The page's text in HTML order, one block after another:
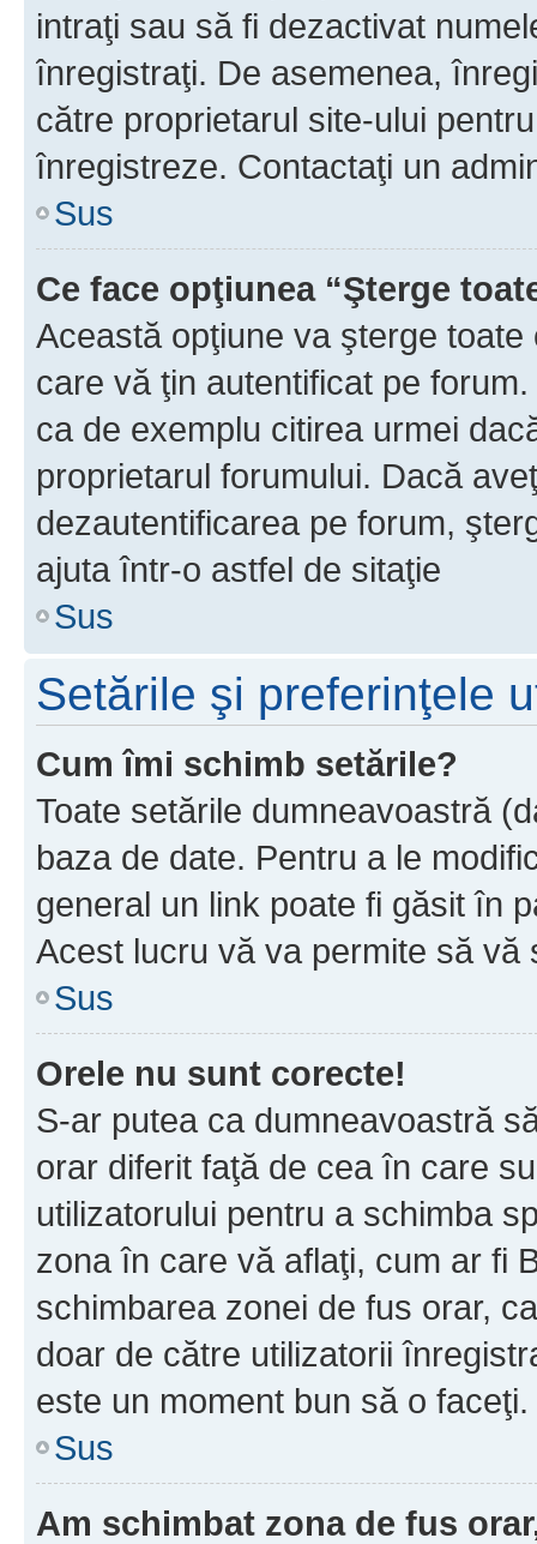
intraţi sau să fi dezactivat
înregistraţi. De asemenea,
către proprietarul site-ului
înregistreze. Contactaţi un
Sus
Ce face opţiunea “Şterge
Această opţiune va şterge
care vă ţin autentificat pe
ca de exemplu citirea urmei
proprietarul forumului. Dacă
dezautentificarea pe forum,
ajuta într-o astfel de sitaţie
Sus
Setările şi preferinţele
Cum îmi schimb setările?
Toate setările dumneavoastră
baza de date. Pentru a le
general un link poate fi găsit în
Acest lucru vă va permite să vă
Sus
Orele nu sunt corecte!
S-ar putea ca dumneavoastră
orar diferit faţă de cea în care
utilizatorului pentru a schimba
zona în care vă aflaţi, cum ar fi
schimbarea zonei de fus orar,
doar de către utilizatorii
este un moment bun să o faceţi.
Sus
Am schimbat zona de fus